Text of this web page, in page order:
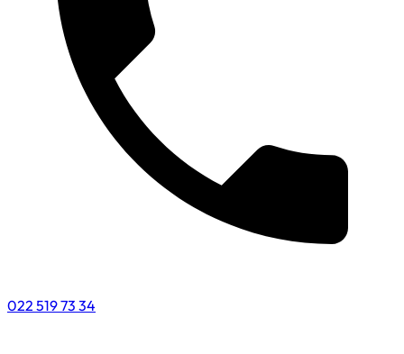
022 519 73 34